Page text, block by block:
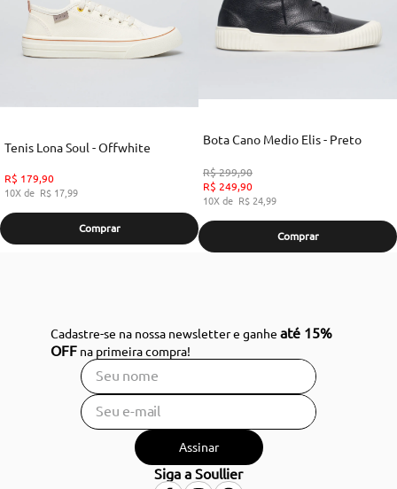
Tenis Lona Soul - Offwhite
R$ 179,90
10
R$ 17,99
Comprar
Bota Cano Medio Elis - Preto
R$299,90
R$ 249,90
10
R$ 24,99
Comprar
Cadastre-se na nossa newsletter e ganheaté 15%
OFF na primeira compra!
Assinar
Siga a Soullier